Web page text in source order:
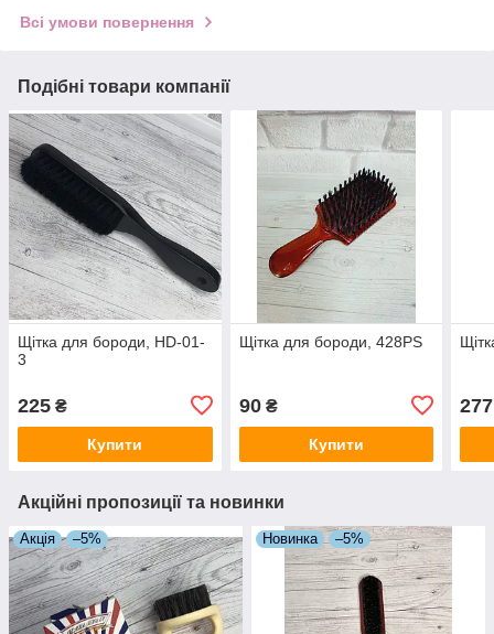
Всі умови повернення
Подібні товари компанії
Щітка для бороди, HD-01-
3
225 ₴
Купити
Щітка для бороди, 428PS
90₴
Купити
277
Акційні пропозиції та новинки
Акція –5% Новинка –5%